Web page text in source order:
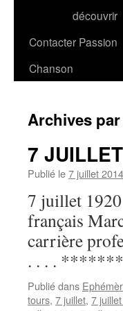
découvrir
Contacter Passion
Chanson
Archives
7 JUILLET
Publié le7 juillet 2014
7 juillet 1920
français
carrière
. . . .
Publié dans
tours, 7 juillet, 7